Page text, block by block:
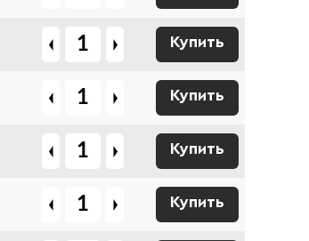
Купить
Купить
Купить
Купить